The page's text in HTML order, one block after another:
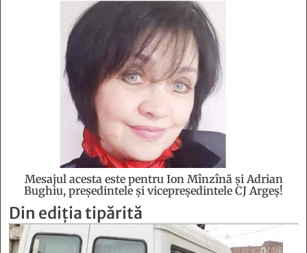
Mesajul acesta este pentru Ion Mînzînă şi Adrian
Bughiu, preşedintele şi vicepreşedintele CJ Argeş!
Din ediția tipărită